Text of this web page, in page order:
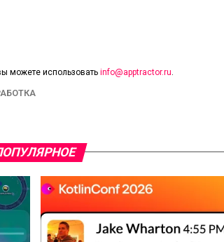
можете использовать info@apptractor.ru